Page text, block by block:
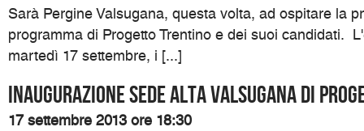
Sarà Pergine Valsugana, questa volta, ad ospitare la
programma di Progetto Trentino e dei suoi candidati.
martedì 17 settembre, i [...]
Inaugurazione sede Alta Valsugana di
17 settembre 2013 ore 18:30